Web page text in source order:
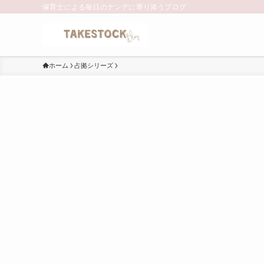
保育士による毎日のナンデに寄り添うブログ
ホーム 占拠シリーズ